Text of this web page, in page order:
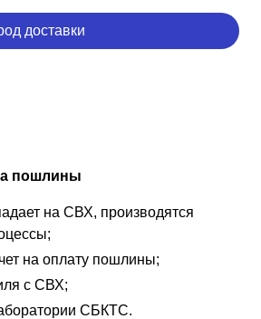
доставки
пошлины
на СВХ, производятся
на оплату пошлины;
с СВХ;
СБКТС.